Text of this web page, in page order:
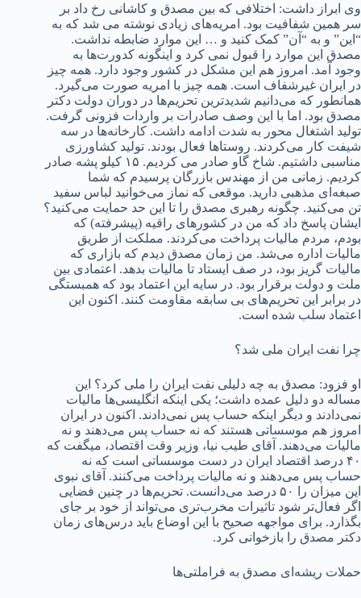
وی ابراز داشت: اختلافی که بین مصدق و کاشانی رخ داد بر
سر همین شفافیت بود. امریه‌های زیادی نوشته می شد که به
“این” و به “آن” کمک کنید و … این موارد ضابطه نداشت.
مصدق این موارد را قبول نمی کرد و اینگونه کدورت‌ها به
وجود آمد. امروز هم این مشکل در کشور وجود دارد. همه چیز
در ایران غیرشفاف است. همه چیز با امریه صورت می‌گیرد.
همانطور که می‌دانیم شدیدترین تحریم‌ها در دوران دولت دکتر
مصدق بود. اما با این وصف صادرات بر واردات فزونی گرفت.
تولید اشتغال محور به شدت ادامه داشت. کارخانه‌ها در سه
شیفت کار می‌کردند. روستاها فعال بودند. تولید کشاورزی
مناسبی داشتیم. شاخ گاو صادر می کردیم. ۱۵ کیلو پشه صادر
کردیم. زمانی من از مهندس بازرگان پرسیدم که شما
صبغه‌ای مذهبی دارید. موقعی که نماز می‌خوانید لباس سفید
تن می‌کنید. چگونه رهبری مصدق را تا این حد حمایت می‌کنید؟
ایشان پاسخ داد که من در کشورهای راقیه (پیشرفته) که
بودم، مردم مالیات پرداخت می‌کردند. مملکت از طریق
مالیات اداره می‌شد. من زمان مصدق دیدم که بازاری که
مالیات گریز بود، در صف ایستاد تا مالیات بدهد. اعتمادی بین
ملت و دولت برقرار بود. در سایه این اعتماد بود که همبستگی
در برابر این تحریم‌های بی سابقه مقاومت کنند. اکنون این
اعتماد سلب شده است.
چرا نفت ایران ملی شد؟
او فزود: مصدق به چه دلیلی نفت ایران را ملی کرد؟ این
مساله دو دلیل عمده داشت؛ یکی اینکه انگلیسی‌ها مالیات
نمی‌دادند و دیگر اینکه حساب پس نمی‌دادند. اکنون در ایران
امروز هم موسساتی هستند که نه حساب پس می‌دهند و نه
مالیات می‌دهند. آقای طیب نیا، وزیر وقت اقتصاد، می‎گفت که
۴۰ درصد اقتصاد ایران در دست موسساتی است که نه
حساب پس می‌دهند و نه مالیات پرداخت می‌کنند. آقای نبوی
این میزان را ۵۰ درصد می‌دانست. تحریم‌ها در چنین فضایی
اگر فعال‌تر شود تاثیرات مخرب‌تری می‌تواند از خود بر جای
بگذارد. برای مواجهه صحیح با این اوضاع باید درس‌های زمان
دکتر مصدق را بازخوانی کرد.
حملات ریشه‌ای مصدق به فراملتی‌ها